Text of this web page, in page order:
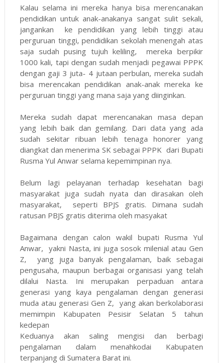
Kalau selama ini mereka hanya bisa merencanakan
pendidikan untuk anak-anakanya sangat sulit sekali,
jangankan ke pendidikan yang lebih tinggi atau
perguruan tinggi, pendidikan sekolah menengah atas
saja sudah pusing tujuh keliling, mereka berpikir
1000 kali, tapi dengan sudah menjadi pegawai PPPK
dengan gaji 3 juta- 4 jutaan perbulan, mereka sudah
bisa merencakan pendidikan anak-anak mereka ke
perguruan tinggi yang mana saja yang diinginkan.
Mereka sudah dapat merencanakan masa depan
yang lebih baik dan gemilang. Dari data yang ada
sudah sekitar ribuan lebih tenaga honorer yang
diangkat dan menerima SK sebagai PPPK dari Bupati
Rusma Yul Anwar selama kepemimpinan nya.
Belum lagi pelayanan terhadap kesehatan bagi
masyarakat juga sudah nyata dan dirasakan oleh
masyarakat, seperti BPJS gratis. Dimana sudah
ratusan PBJS gratis diterima oleh masyakat
Bagaimana dengan calon wakil bupati Rusma Yul
Anwar, yakni Nasta, ini juga sosok milenial atau Gen
Z, yang juga banyak pengalaman, baik sebagai
pengusaha, maupun berbagai organisasi yang telah
dilalui Nasta. Ini merupakan perpaduan antara
generasi yang kaya pengalaman dengan generasi
muda atau generasi Gen Z, yang akan berkolaborasi
memimpin Kabupaten Pesisir Selatan 5 tahun
kedepan
Keduanya akan saling mengisi dan berbagi
pengalaman dalam menahkodai Kabupaten
terpanjang di Sumatera Barat ini.